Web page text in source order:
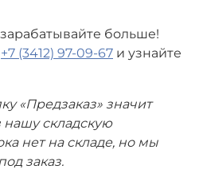
больше!
+7 (3412) 97-09-67 и узнайте
«Предзаказ» значит
нашу складскую
нет на складе, но мы
заказ.